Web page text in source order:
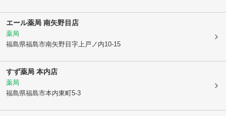
エール薬局 南矢野目店
薬局
福島県福島市南矢野目字上戸ノ内10-15
すず薬局 本内店
薬局
福島県福島市本内東町5-3